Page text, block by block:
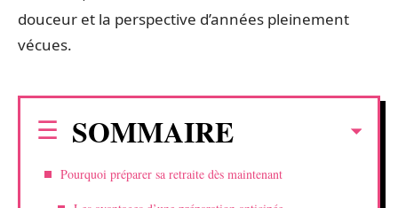
douceur et la perspective d’années pleinement
vécues.
SOMMAIRE
Pourquoi préparer sa retraite dès maintenant